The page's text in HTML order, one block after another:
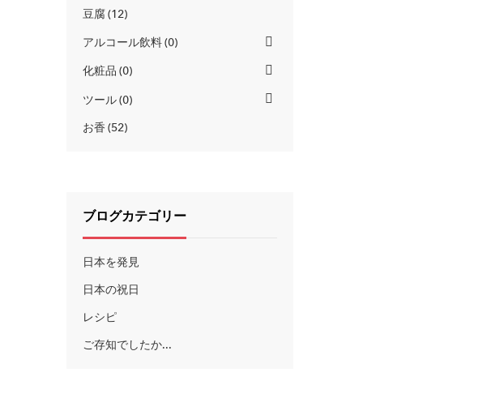
豆腐 12
アルコール飲料 0
化粧品 0
ツール 0
お香 52
ブログカテゴリー
日本を発見
日本の祝日
レシピ
ご存知でしたか...